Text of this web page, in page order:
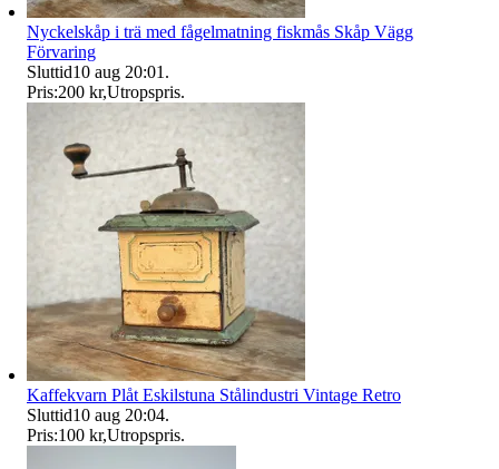
Nyckelskåp i trä med fågelmatning fiskmås Skåp Vägg
Förvaring
Sluttid10 aug 20:01 .
Pris:200 kr,Utropspris.
Kaffekvarn Plåt Eskilstuna Stålindustri Vintage Retro
Sluttid10 aug 20:04.
Pris:100 kr,Utropspris.